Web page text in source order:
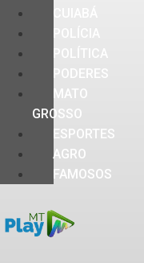
PODERES
MATO
GROSSO
ESPORTES
AGRO
FAMOSOS